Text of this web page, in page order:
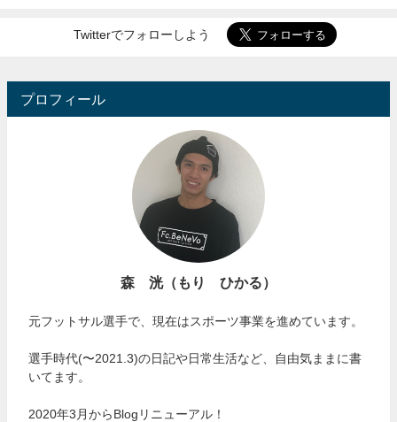
Twitterでフォローしよう
プロフィール
森 洸（もり ひかる）
元フットサル選手で、現在はスポーツ事業を進めています。
選手時代(〜2021.3)の日記や日常生活など、自由気ままに書
いてます。
2020年3月からBlogリニューアル！